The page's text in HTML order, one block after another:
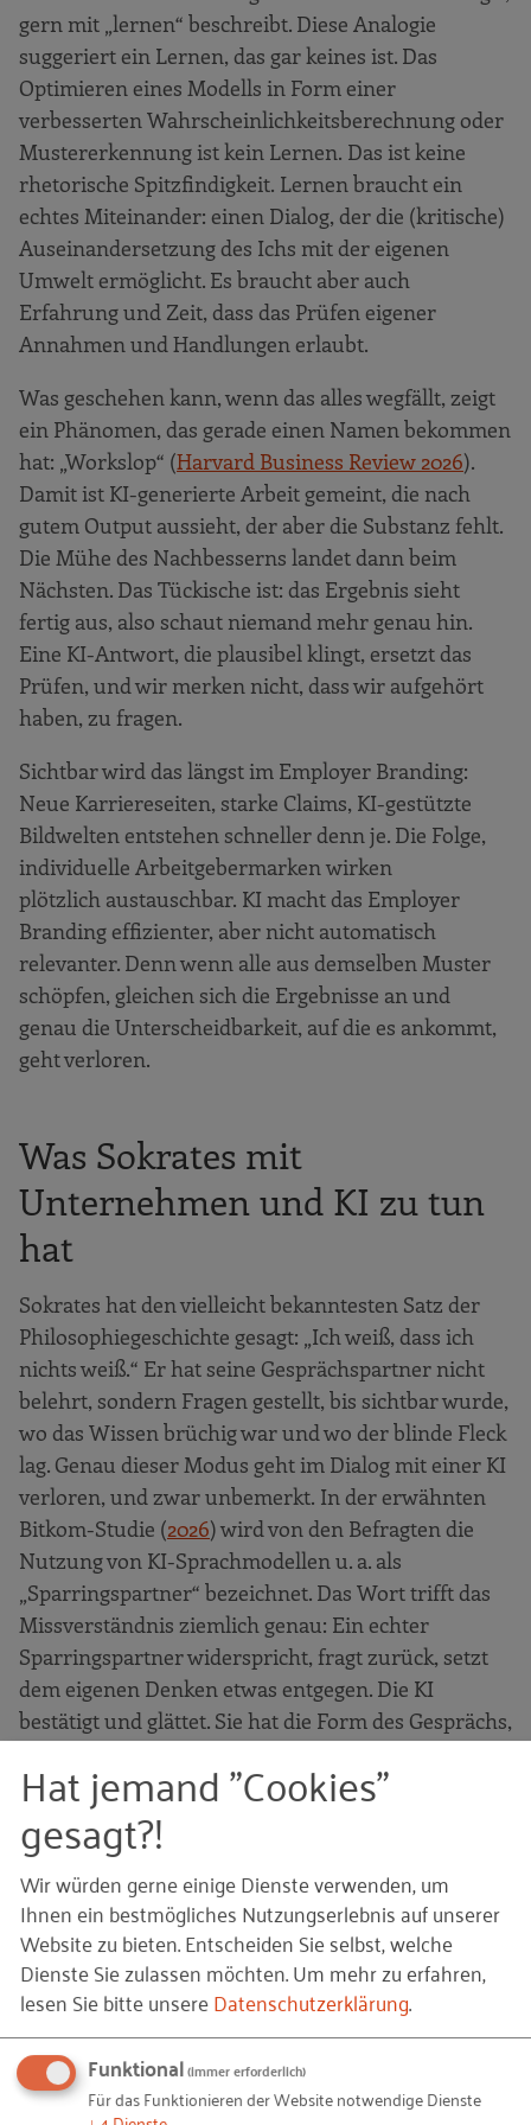
gern mit „lernen“ beschreibt. Diese Analogie
suggeriert ein Lernen, das gar keines ist. Das
Optimieren eines Modells in Form einer
verbesserten Wahrscheinlichkeitsberechnung oder
Mustererkennung ist kein Lernen. Das ist keine
rhetorische Spitzfindigkeit. Lernen braucht ein
echtes Miteinander: einen Dialog, der die (kritische)
Auseinandersetzung des Ichs mit der eigenen
Umwelt ermöglicht. Es braucht aber auch
Erfahrung und Zeit, dass das Prüfen eigener
Annahmen und Handlungen erlaubt.
Was geschehen kann, wenn das alles wegfällt, zeigt
ein Phänomen, das gerade einen Namen bekommen
hat: „Workslop“ (Harvard Business Review 2026).
Damit ist KI-generierte Arbeit gemeint, die nach
gutem Output aussieht, der aber die Substanz fehlt.
Die Mühe des Nachbesserns landet dann beim
Nächsten. Das Tückische ist: das Ergebnis sieht
fertig aus, also schaut niemand mehr genau hin.
Eine KI-Antwort, die plausibel klingt, ersetzt das
Prüfen, und wir merken nicht, dass wir aufgehört
haben, zu fragen.
Sichtbar wird das längst im Employer Branding:
Neue Karriereseiten, starke Claims, KI-gestützte
Bildwelten entstehen schneller denn je. Die Folge,
individuelle Arbeitgebermarken wirken
plötzlich austauschbar. KI macht das Employer
Branding effizienter, aber nicht automatisch
relevanter. Denn wenn alle aus demselben Muster
schöpfen, gleichen sich die Ergebnisse an und
genau die Unterscheidbarkeit, auf die es ankommt,
geht verloren.
Was Sokrates mit
Unternehmen und KI zu tun
hat
Sokrates hat den vielleicht bekanntesten Satz der
Philosophiegeschichte gesagt: „Ich weiß, dass ich
nichts weiß.“ Er hat seine Gesprächspartner nicht
belehrt, sondern Fragen gestellt, bis sichtbar wurde,
wo das Wissen brüchig war und wo der blinde Fleck
lag. Genau dieser Modus geht im Dialog mit einer KI
verloren, und zwar unbemerkt. In der erwähnten
Bitkom-Studie (2026) wird von den Befragten die
Nutzung von KI-Sprachmodellen u. a. als
„Sparringspartner“ bezeichnet. Das Wort trifft das
Missverständnis ziemlich genau: Ein echter
Sparringspartner widerspricht, fragt zurück, setzt
dem eigenen Denken etwas entgegen. Die KI
bestätigt und glättet. Sie hat die Form des Gesprächs,
einen Dialog, der keiner ist, und gewöhnen uns
daran. Genau das macht auf Dauer etwas mit uns:
mit der Art, wie wir Fragen stellen, wie wir
miteinander reden, ob wir Widerspruch überhaupt
noch aushalten.
Der Erfahrungsraum –
sichtbar, gerade weil er
schwindet?
Hat jemand "Cookies"
gesagt?!
Wir würden gerne einige Dienste verwenden, um
Ihnen ein bestmögliches Nutzungserlebnis auf unserer
Website zu bieten. Entscheiden Sie selbst, welche
Dienste Sie zulassen möchten.Um mehr zu erfahren,
lesen Sie bitte unsereDatenschutzerklärung.
Funktional(immer erforderlich)
Für das Funktionieren der Website notwendige Dienste